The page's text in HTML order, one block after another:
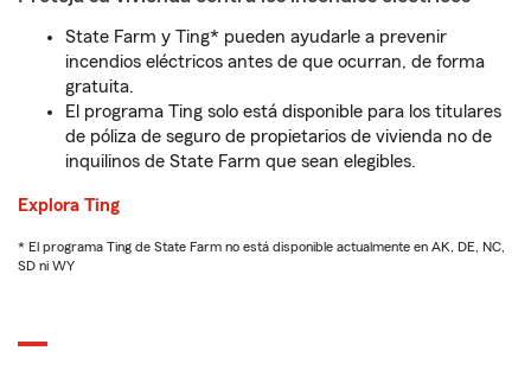
State Farm y Ting* pueden ayudarle a prevenir
incendios eléctricos antes de que ocurran, de forma
gratuita.
El programa Ting solo está disponible para los titulares
de póliza de seguro de propietarios de vivienda no de
inquilinos de State Farm que sean elegibles.
Explora Ting
* El programa Ting de State Farm no está disponible actualmente en AK, DE, NC,
SD ni WY